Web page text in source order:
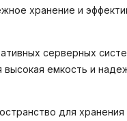
хранение и
серверных
высокая емкость и
для хранения